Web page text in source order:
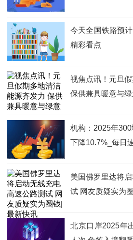
今天全国铁路预
精彩看点
视焦点讯！元旦
保供兼具暖意与
机构：2025年
下降10.7%_每日
美国佛罗里达将
试 网友质疑实为
北京口岸2025年